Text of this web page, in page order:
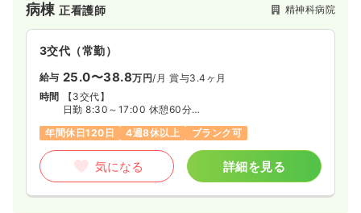
果として県内初の『精神科救急（スーパー救急）病棟』を2016
年2月に開設。新潟県の南半分（南圏域）の精神疾患に関する救
急医療に貢献する、県を代表する基幹病院としての役割を担っ
ています。
病棟正看護師 精神科病院
3交代（常勤）
給与 25.0〜38.8万円/月 賞与3.4ヶ月
時間
【3交代】
日勤 8:30～17:00 休憩60分
深夜 0:30～9:00 休憩60分
年間休日120日 4週8休以上 ブランク可
気になる 詳細を見る